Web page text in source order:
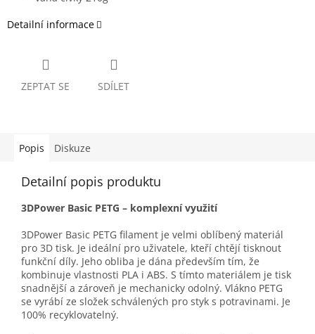
Detailní informace
ZEPTAT SE SDÍLET
Popis Diskuze
Detailní popis produktu
3DPower Basic PETG – komplexní využití
3DPower Basic PETG filament je velmi oblíbený materiál
pro 3D tisk. Je ideální pro uživatele, kteří chtějí tisknout
funkční díly. Jeho obliba je dána především tím, že
kombinuje vlastnosti PLA i ABS. S tímto materiálem je tisk
snadnější a zároveň je mechanicky odolný. Vlákno PETG
se vyrábí ze složek schválených pro styk s potravinami. Je
100% recyklovatelný.